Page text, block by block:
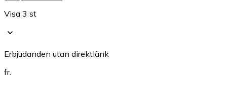
Visa 3 st
Erbjudanden utan direktlänk
fr.